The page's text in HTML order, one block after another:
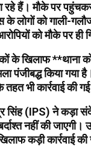
रहे हैं। मौके पर
लोगों को गाली-
को मौके पर ही
के खिलाफ **थाना
पंजीबद्ध किया
भी कार्रवाई की
सिंह (IPS) ने कड़ा
नहीं की
कड़ी कार्रवाई की